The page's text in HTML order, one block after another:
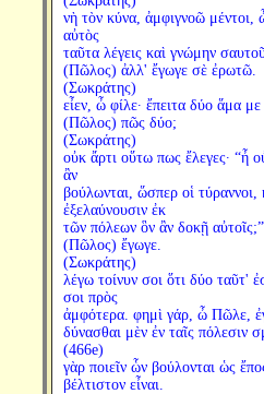
νὴ τὸν κύνα, ἀμφιγνοῶ
αὐτὸς
ταῦτα λέγεις καὶ γνώμην
(Πῶλος) ἀλλ' ἔγωγε σὲ ἐρωτῶ.
(Σωκράτης)
εἶεν, ὦ φίλε· ἔπειτα δύο ἅμα
(Πῶλος) πῶς δύο;
(Σωκράτης)
οὐκ ἄρτι οὕτω πως ἔλεγες· “ἦ
ἂν
βούλωνται, ὥσπερ οἱ τύραννοι,
ἐξελαύνουσιν ἐκ
τῶν πόλεων ὃν ἂν δοκῇ αὐτοῖς;”
(Πῶλος) ἔγωγε.
(Σωκράτης)
λέγω τοίνυν σοι ὅτι δύο ταῦτ'
σοι πρὸς
ἀμφότερα. φημὶ γάρ, ὦ Πῶλε,
δύνασθαι μὲν ἐν ταῖς πόλεσιν
(466e)
γὰρ ποιεῖν ὧν βούλονται ὡς
βέλτιστον εἶναι.